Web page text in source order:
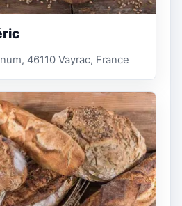
46110 Vayrac, France